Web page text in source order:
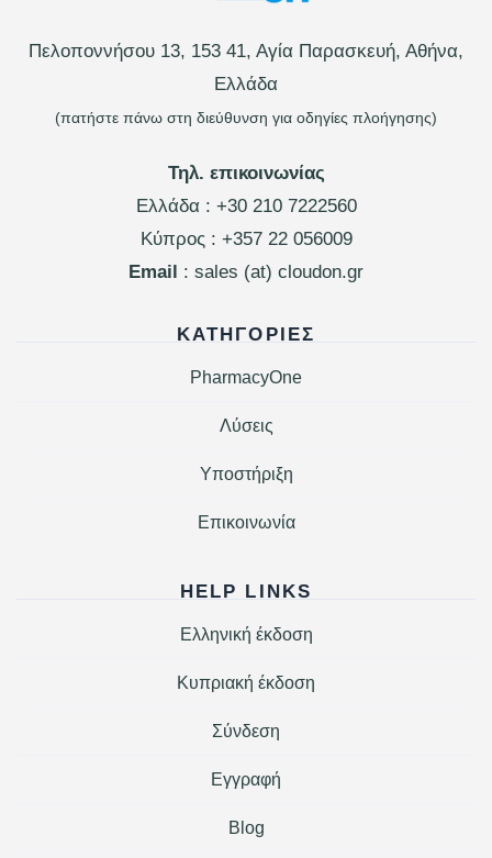
Πελοποννήσου 13, 153 41, Αγία Παρασκευή, Αθήνα,
Ελλάδα
(πατήστε πάνω στη διεύθυνση για οδηγίες πλοήγησης)
Τηλ. επικοινωνίας
Ελλάδα : +30 210 7222560
Κύπρος : +357 22 056009
Email : sales (at) cloudon.gr
ΚΑΤΗΓΟΡΊΕΣ
PharmacyOne
Λύσεις
Υποστήριξη
Επικοινωνία
HELP LINKS
Ελληνική έκδοση
Κυπριακή έκδοση
Σύνδεση
Εγγραφή
Blog